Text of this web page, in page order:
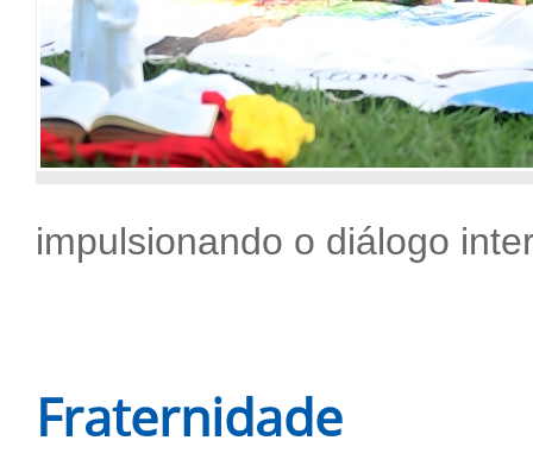
impulsionando o diálogo
Fraternidade